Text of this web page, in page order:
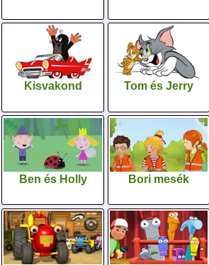
Kisvakond Tom és Jerry
Ben és Holly Bori mesék